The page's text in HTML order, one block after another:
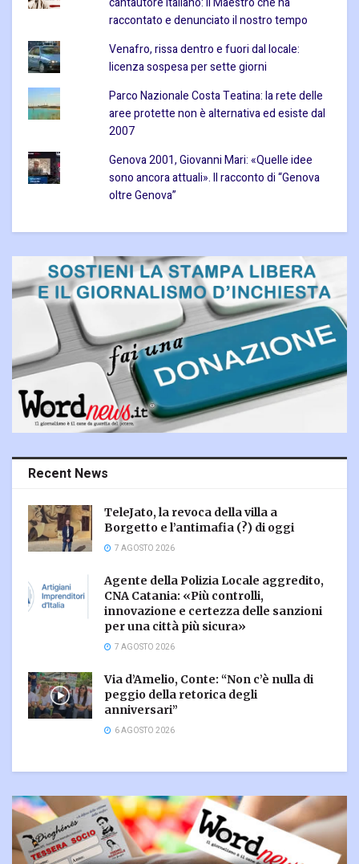
raccontato e denunciato il nostro tempo
Venafro, rissa dentro e fuori dal locale:
licenza sospesa per sette giorni
Parco Nazionale Costa Teatina: la rete delle
aree protette non è alternativa ed esiste dal
2007
Genova 2001, Giovanni Mari: «Quelle idee
sono ancora attuali». Il racconto di “Genova
oltre Genova”
Recent News
TeleJato, la revoca della villa a
Borgetto e l’antimafia (?) di oggi
7 AGOSTO 2026
Agente della Polizia Locale aggredito,
CNA Catania: «Più controlli,
innovazione e certezza delle sanzioni
per una città più sicura»
7 AGOSTO 2026
Via d’Amelio, Conte: “Non c’è nulla di
peggio della retorica degli
anniversari”
6 AGOSTO 2026